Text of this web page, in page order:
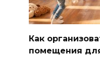
Как
помещения